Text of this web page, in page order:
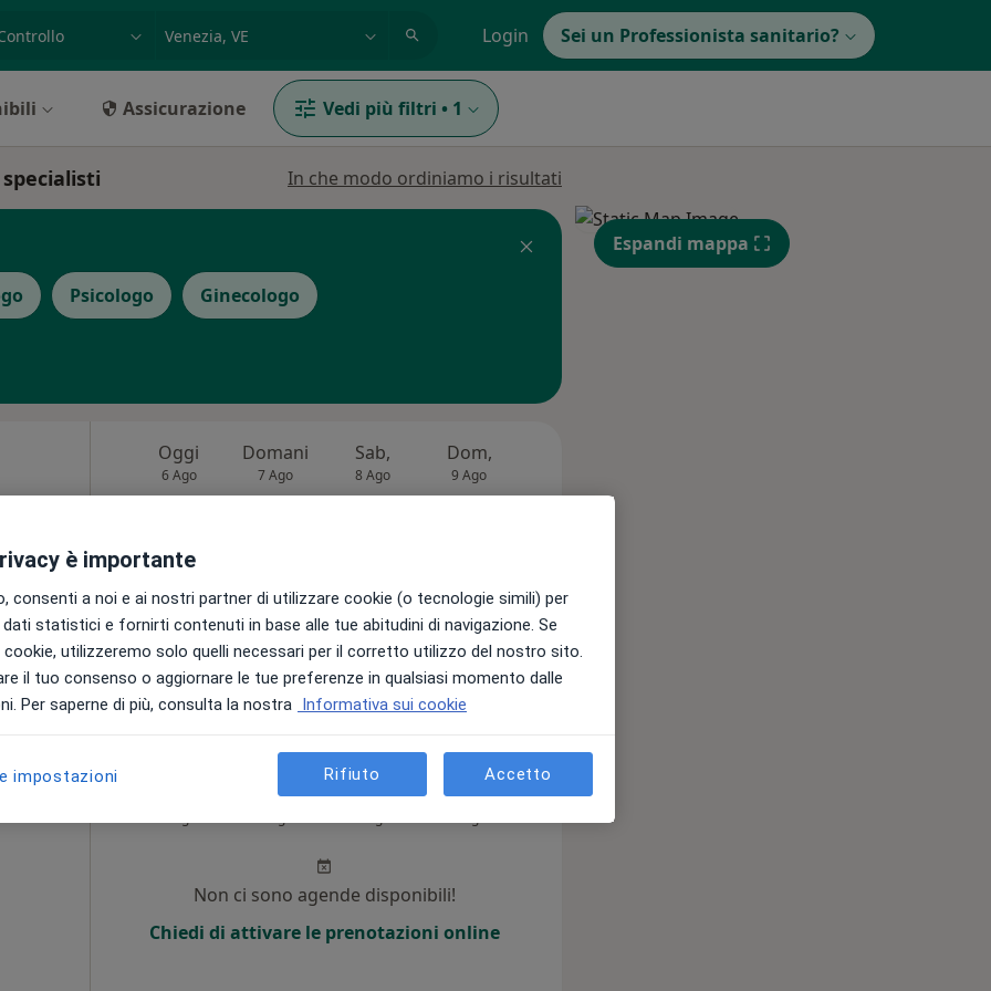
Login Sei un Professionista sanitario?
Assicurazione Vedi più filtri • 1
In che modo ordiniamo i risultati
Psicologo Ginecologo
75 €
Oggi
6 Ago
Domani
7 Ago
Sab,
8 Ago
Dom,
9 Ago
Non ci sono agende disponibili!
Chiedi di attivare le prenotazioni online
Domani Sab, Dom, Lun,
Non ci sono agende disponibili!
Chiedi di attivare le prenotazioni online
Espandi mappa
è importante
consenti a noi e ai nostri partner di utilizzare cookie (o tecnologie simili) per
statistici e fornirti contenuti in base alle tue abitudini di navigazione. Se
utilizzeremo solo quelli necessari per il corretto utilizzo del nostro sito.
il tuo consenso o aggiornare le tue preferenze in qualsiasi momento dalle
Per saperne di più, consulta la nostra Informativa sui cookie
impostazioni Rifiuto Accetto